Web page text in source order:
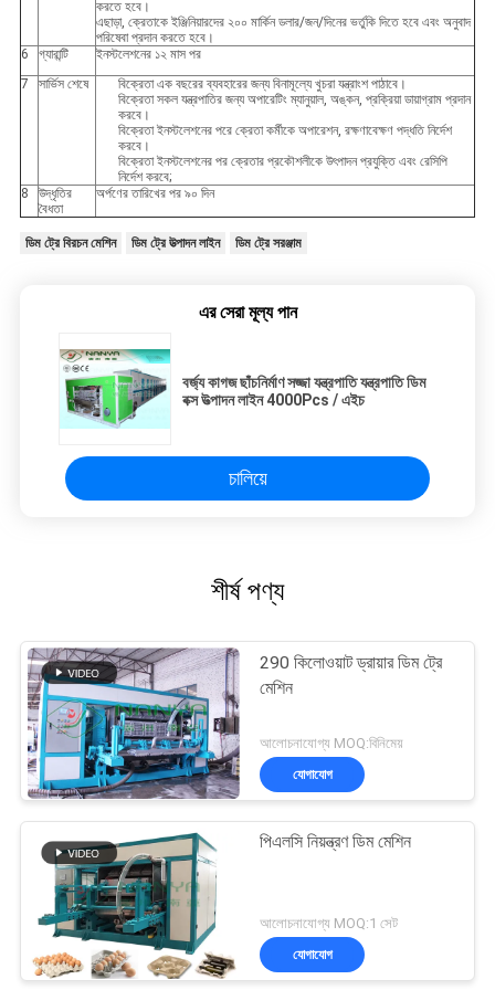
করতে হবে।
এছাড়া, ক্রেতাকে ইঞ্জিনিয়ারদের ২০০ মার্কিন ডলার/জন/দিনের ভর্তুকি দিতে হবে এবং অনুবাদ
পরিষেবা প্রদান করতে হবে।
6
গ্যারান্টি
ইনস্টলেশনের ১২ মাস পর
7
সার্ভিস শেষে
বিক্রেতা এক বছরের ব্যবহারের জন্য বিনামূল্যে খুচরা যন্ত্রাংশ পাঠাবে।
বিক্রেতা সকল যন্ত্রপাতির জন্য অপারেটিং ম্যানুয়াল, অঙ্কন, প্রক্রিয়া ডায়াগ্রাম প্রদান
করবে।
বিক্রেতা ইনস্টলেশনের পরে ক্রেতা কর্মীকে অপারেশন, রক্ষণাবেক্ষণ পদ্ধতি নির্দেশ
করবে।
বিক্রেতা ইনস্টলেশনের পর ক্রেতার প্রকৌশলীকে উৎপাদন প্রযুক্তি এবং রেসিপি
নির্দেশ করবে;
8
উদ্ধৃতির
বৈধতা
অর্পণের তারিখের পর ৯০ দিন
ডিম ট্রে বিরচন মেশিন ডিম ট্রে উত্পাদন লাইন ডিম ট্রে সরঞ্জাম
এর সেরা মূল্য পান
বর্জ্য কাগজ ছাঁচনির্মাণ সজ্জা যন্ত্রপাতি যন্ত্রপাতি ডিম
বক্স উত্পাদন লাইন 4000Pcs / এইচ
চালিয়ে
শীর্ষ পণ্য
290 কিলোওয়াট ড্রায়ার ডিম ট্রে
মেশিন
আলোচনাযোগ্য MOQ:বিনিমেয়
যোগাযোগ
পিএলসি নিয়ন্ত্রণ ডিম মেশিন
আলোচনাযোগ্য MOQ:1 সেট
যোগাযোগ